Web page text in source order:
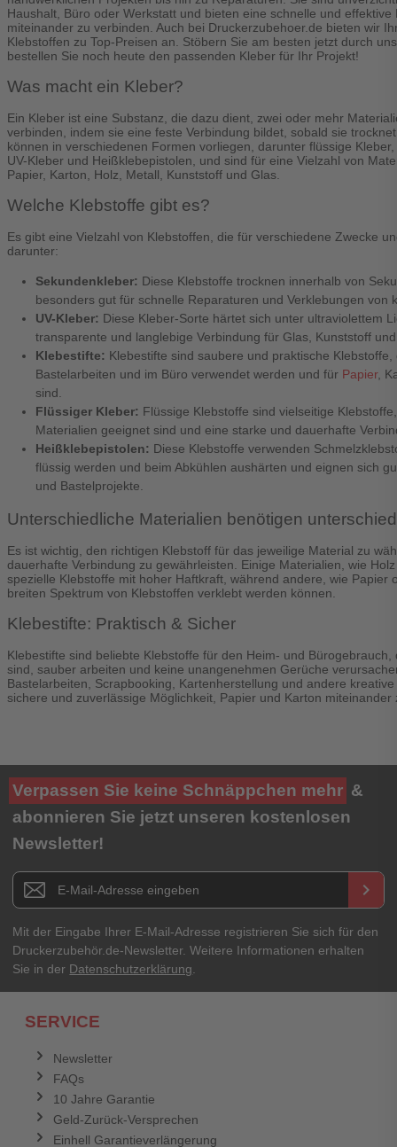
Haushalt, Büro oder Werkstatt und bieten eine schnelle und
miteinander zu verbinden. Auch bei Druckerzubehoer.de bieten wir
Klebstoffen zu Top-Preisen an. Stöbern Sie am besten jetzt durch
bestellen Sie noch heute den passenden Kleber für Ihr Projekt!
Was macht ein Kleber?
Ein Kleber ist eine Substanz, die dazu dient, zwei oder mehr
verbinden, indem sie eine feste Verbindung bildet, sobald sie
können in verschiedenen Formen vorliegen, darunter flüssige Kleber,
UV-Kleber und Heißklebepistolen, und sind für eine Vielzahl von
Papier, Karton, Holz, Metall, Kunststoff und Glas.
Welche Klebstoffe gibt es?
Es gibt eine Vielzahl von Klebstoffen, die für verschiedene Zwecke
darunter:
Sekundenkleber: Diese Klebstoffe trocknen innerhalb von
besonders gut für schnelle Reparaturen und Verklebungen von
UV-Kleber: Diese Kleber-Sorte härtet sich unter ultraviolettem
transparente und langlebige Verbindung für Glas, Kunststoff
Klebestifte: Klebestifte sind saubere und praktische
Bastelarbeiten und im Büro verwendet werden und für Papier,
sind.
Flüssiger Kleber: Flüssige Klebstoffe sind vielseitige
Materialien geeignet sind und eine starke und dauerhafte
Heißklebepistolen: Diese Klebstoffe verwenden
flüssig werden und beim Abkühlen aushärten und eignen sich
und Bastelprojekte.
Unterschiedliche Materialien benötigen
Es ist wichtig, den richtigen Klebstoff für das jeweilige Material zu
dauerhafte Verbindung zu gewährleisten. Einige Materialien, wie
spezielle Klebstoffe mit hoher Haftkraft, während andere, wie Papier
breiten Spektrum von Klebstoffen verklebt werden können.
Klebestifte: Praktisch & Sicher
Klebestifte sind beliebte Klebstoffe für den Heim- und
sind, sauber arbeiten und keine unangenehmen Gerüche
Bastelarbeiten, Scrapbooking, Kartenherstellung und andere
sichere und zuverlässige Möglichkeit, Papier und Karton miteinander
Verpassen Sie keine Schnäppchen mehr &
abonnieren Sie jetzt unseren kostenlosen
Newsletter!
Newsletter E-Mail Adresse keyboard_arrow_right
Mit der Eingabe Ihrer E-Mail-Adresse registrieren Sie sich für den
Druckerzubehör.de-Newsletter. Weitere Informationen erhalten
Sie in der Datenschutzerklärung
SERVICE
Newsletter
FAQs
10 Jahre Garantie
Geld-Zurück-Versprechen
Einhell Garantieverlängerung